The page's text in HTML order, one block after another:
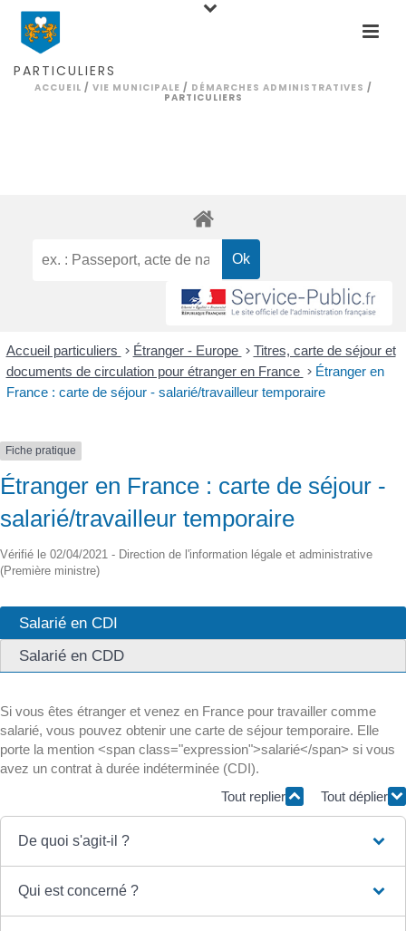
PARTICULIERS
ACCUEIL / VIE MUNICIPALE / DÉMARCHES ADMINISTRATIVES /
PARTICULIERS
Accueil particuliers > Étranger - Europe > Titres, carte de séjour et
documents de circulation pour étranger en France > Étranger en
France : carte de séjour - salarié/travailleur temporaire
Fiche pratique
Étranger en France : carte de séjour -
salarié/travailleur temporaire
Vérifié le 02/04/2021 - Direction de l'information légale et administrative
(Première ministre)
Salarié en CDI
Salarié en CDD
Si vous êtes étranger et venez en France pour travailler comme
salarié, vous pouvez obtenir une carte de séjour temporaire. Elle
porte la mention <span class="expression">salarié</span> si vous
avez un contrat à durée indéterminée (CDI).
Tout replier
Tout déplier
De quoi s'agit-il ?
Qui est concerné ?